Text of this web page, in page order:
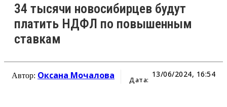
34 тысячи новосибирцев будут
платить НДФЛ по повышенным
ставкам
Автор: Оксана Мочалова Дата:
13/06/2024, 16:54